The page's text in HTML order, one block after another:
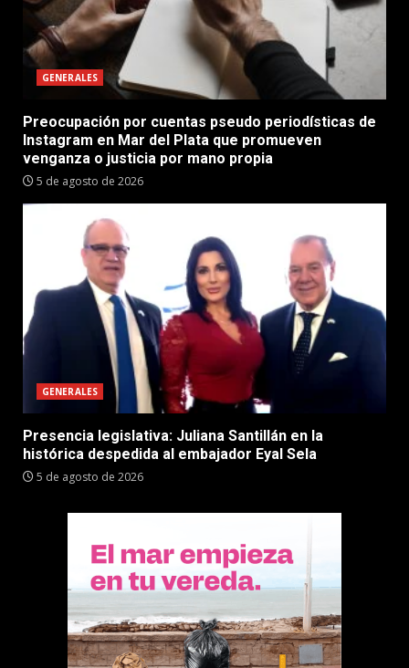
GENERALES
Preocupación por cuentas pseudo periodísticas de
Instagram en Mar del Plata que promueven
venganza o justicia por mano propia
5 de agosto de 2026
GENERALES
Presencia legislativa: Juliana Santillán en la
histórica despedida al embajador Eyal Sela
5 de agosto de 2026